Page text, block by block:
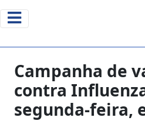
Campanha de
contra
segunda-feira,